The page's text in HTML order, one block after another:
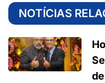
NOTÍCIAS